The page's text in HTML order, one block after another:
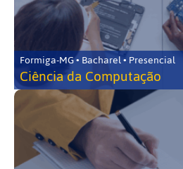
Formiga-MG • Bacharel • Presencial
Ciência da Computação